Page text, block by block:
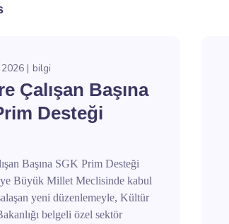
bilgi
Çalışan Başına
Desteği
Başına SGK Prim Desteği
Büyük Millet Meclisinde kabul
yeni düzenlemeyle, Kültür
belgeli özel sektör